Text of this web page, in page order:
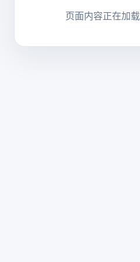
页面内容正在加载